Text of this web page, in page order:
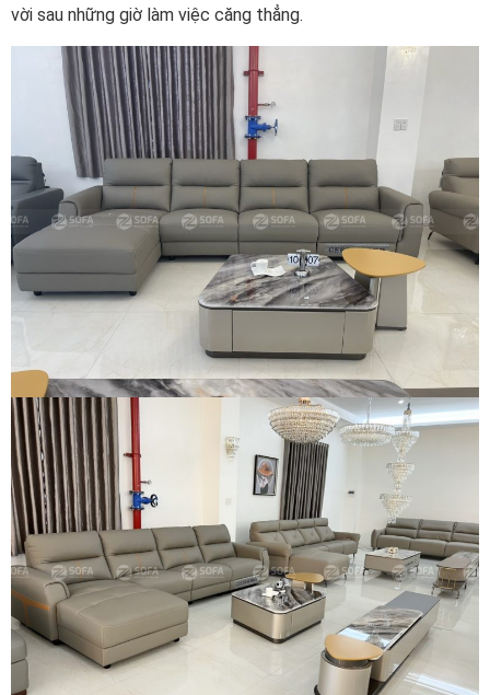
vời sau những giờ làm việc căng thẳng.